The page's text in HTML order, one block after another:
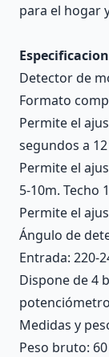
para el hogar
Detector de
Formato
Permite el
segundos a
Permite el
5-10m. Techo
Permite el
Ángulo de
Entrada: 220-
Dispone de 4
Medidas y
Peso bruto: